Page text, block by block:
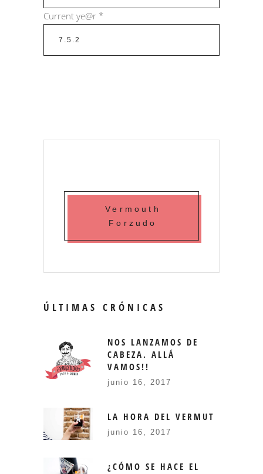
Current ye@r *
Vermouth
Forzudo
ÚLTIMAS CRÓNICAS
NOS LANZAMOS DE
CABEZA. ALLÁ
VAMOS!!
junio 16, 2017
LA HORA DEL VERMUT
junio 16, 2017
¿CÓMO SE HACE EL